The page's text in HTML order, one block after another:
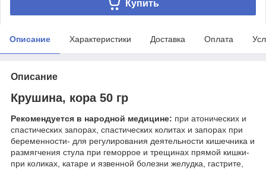
Купить
Описание Характеристики Доставка Оплата
Описание
Крушина, кора 50 гр
Рекомендуется в народной медицине: при атонических и
спастических запорах, спастических колитах и запорах при
беременности- для регулирования деятельности кишечника и
размягчения стула при геморрое и трещинах прямой кишки-
при коликах, катаре и язвенной болезни желудка, гастрите,